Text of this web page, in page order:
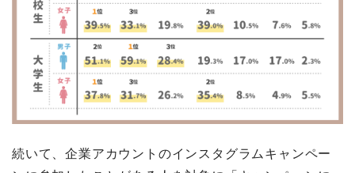
続いて、企業アカウントのインスタグラムキャンペー